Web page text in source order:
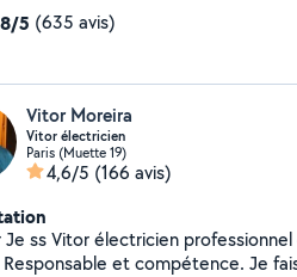
5 (635 avis)
Vitor Moreira
Vitor électricien
Paris (Muette 19)
4,6/5 (166 avis)
6